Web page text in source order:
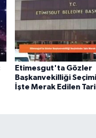
Etimesgut'ta Gözler
Başkanvekilliği
İşte Merak Edilen